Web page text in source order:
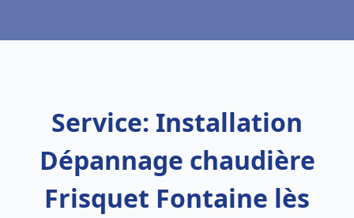
Service: Installation
Dépannage chaudière
Frisquet Fontaine lès